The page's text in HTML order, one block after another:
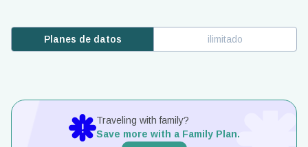
Planes de datos ilimitado
Traveling with family?
Save more with a Family Plan.